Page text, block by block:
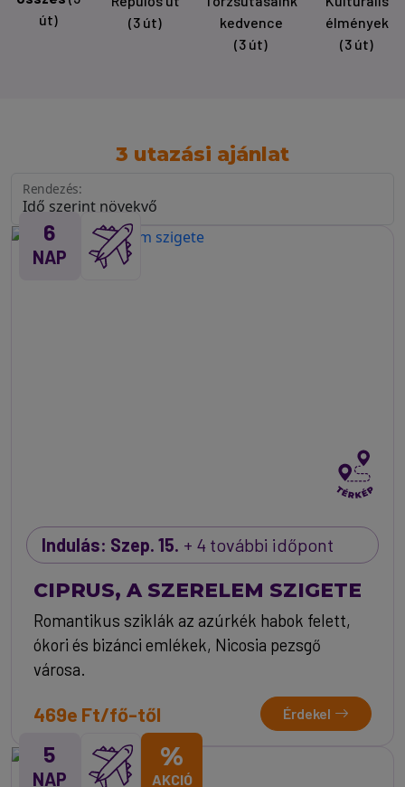
út)
(3 út)
kedvence
(3 út)
élmények
(3 út)
3 utazási ajánlat
Rendezés:
6
NAP
Indulás: Szep. 15. + 4 további időpont
CIPRUS, A SZERELEM SZIGETE
Romantikus sziklák az azúrkék habok felett,
ókori és bizánci emlékek, Nicosia pezsgő
városa.
469e Ft/fő-től Érdekel
5
NAP
%
AKCIÓ